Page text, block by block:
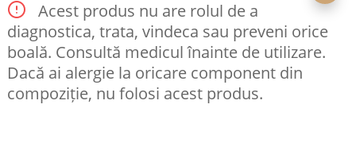
Acest produs nu are rolul de a
diagnostica, trata, vindeca sau preveni orice
boală. Consultă medicul înainte de utilizare.
Dacă ai alergie la oricare component din
compoziție, nu folosi acest produs.